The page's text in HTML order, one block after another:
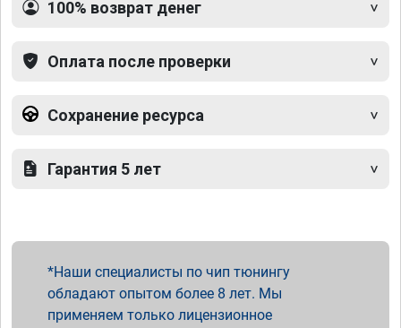
100% возврат денег
Оплата после проверки
Сохранение ресурса
Гарантия 5 лет
Наши специалисты по чип тюнингу
обладают опытом более 8 лет. Мы
применяем только лицензионное